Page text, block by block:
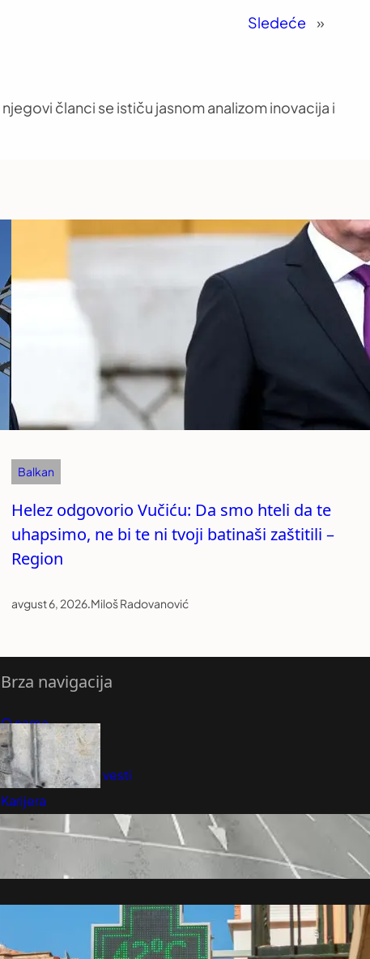
Sledeće »
članci se ističu jasnom analizom inovacija i
Balkan
Helez odgovorio Vučiću: Da smo hteli da te
uhapsimo, ne bi te ni tvoji batinaši zaštitili –
Region
avgust 6, 2026.Miloš Radovanović
Brza navigacija
O nama
Predloži Vest
Pretplatite se na vesti
Karijera
Marketing
Kontakt